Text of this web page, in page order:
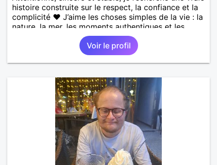
histoire construite sur le respect, la confiance et la
complicité ❤️ J’aime les choses simples de la vie : la
nature, la mer, les moments authentiques et les
personnes au grand cœur 🌊🌿 Très câlin et
affectueux, j’adore les petits moments de tendresse
et les calinous réguliers 😊❤️ La solitude finit parfois
par peser, alors si tu es en Nouvelle-Calédonie et
temps de discuter… et laissons l’avenir nous guider
Voir le profil